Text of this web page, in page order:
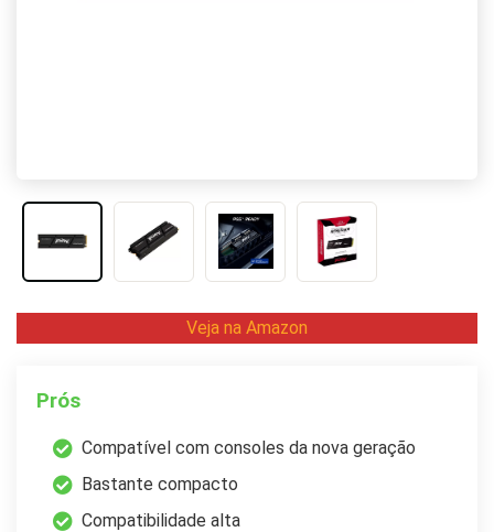
Veja na Amazon
Prós
Compatível com consoles da nova geração
Bastante compacto
Compatibilidade alta